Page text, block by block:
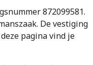
872099581.
De vestiging
pagina vind je